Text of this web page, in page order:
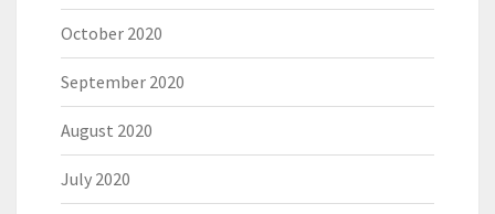
October 2020
September 2020
August 2020
July 2020